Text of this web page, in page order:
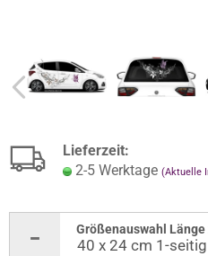
Lieferzeit:
2-5 Werktage (Aktuelle
Größenauswahl Länge